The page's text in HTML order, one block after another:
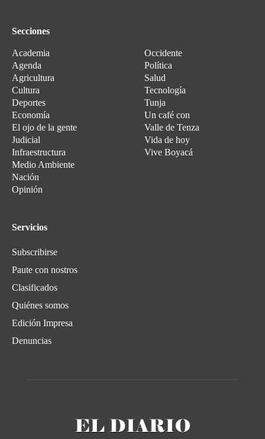
Secciones
Academia
Agenda
Agricultura
Cultura
Deportes
Economía
El ojo de la gente
Judicial
Infraestructura
Medio Ambiente
Nación
Opinión
Occidente
Política
Salud
Tecnología
Tunja
Un café con
Valle de Tenza
Vida de hoy
Vive Boyacá
Servicios
Subscribirse
Paute con nostros
Clasificados
Quiénes somos
Edición Impresa
Denuncias